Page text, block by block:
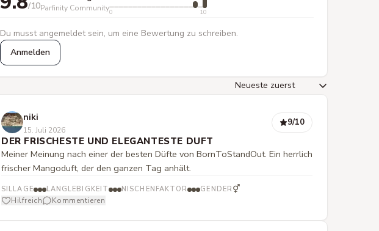
/10Parfinity Community0 10
Du musst angemeldet sein, um eine Bewertung zu schreiben.
Anmelden
niki
15. Juli 2026
9/10
DER FRISCHESTE UND ELEGANTESTE DUFT
Meiner Meinung nach einer der besten Düfte von BornToStandOut. Ein herrlich
frischer Mangoduft, der den ganzen Tag anhält.
SILLAGE LANGLEBIGKEIT NISCHENFAKTOR GENDER ⚥
Hilfreich Kommentieren